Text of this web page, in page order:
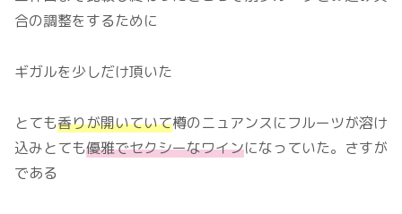
合の調整をするために
ギガルを少しだけ頂いた
とても香りが開いていて樽のニュアンスにフルーツが溶け
込みとても優雅でセクシーなワインになっていた。さすが
である